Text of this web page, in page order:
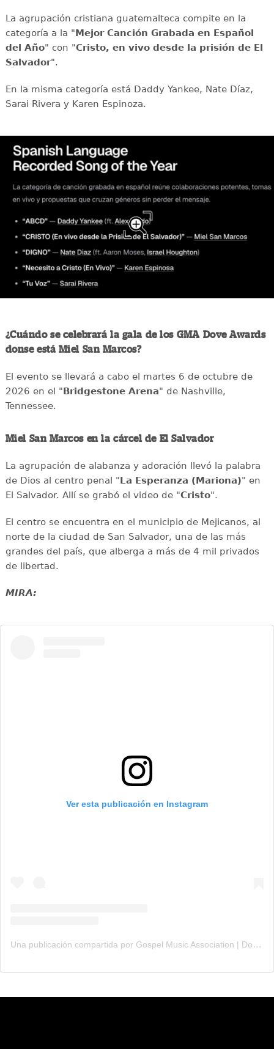
La agrupación cristiana guatemalteca compite en la
categoría a la "Mejor Canción Grabada en Español
del Año" con "Cristo, en vivo desde la prisión de El
Salvador".
En la misma categoría está Daddy Yankee, Nate Díaz,
Sarai Rivera y Karen Espinoza.
¿Cuándo se celebrará la gala de los GMA Dove Awards
donse está Miel San Marcos?
El evento se llevará a cabo el martes 6 de octubre de
2026 en el "Bridgestone Arena" de Nashville,
Tennessee.
Miel San Marcos en la cárcel de El Salvador
La agrupación de alabanza y adoración llevó la palabra
de Dios al centro penal "La Esperanza (Mariona)" en
El Salvador. Allí se grabó el video de "Cristo".
El centro se encuentra en el municipio de Mejicanos, al
norte de la ciudad de San Salvador, una de las más
grandes del país, que alberga a más de 4 mil privados
de libertad.
MIRA:
Ver esta publicación en Instagram
Una publicación compartida por Gospel Music Association | Dove Awards (@gmadoveawards)